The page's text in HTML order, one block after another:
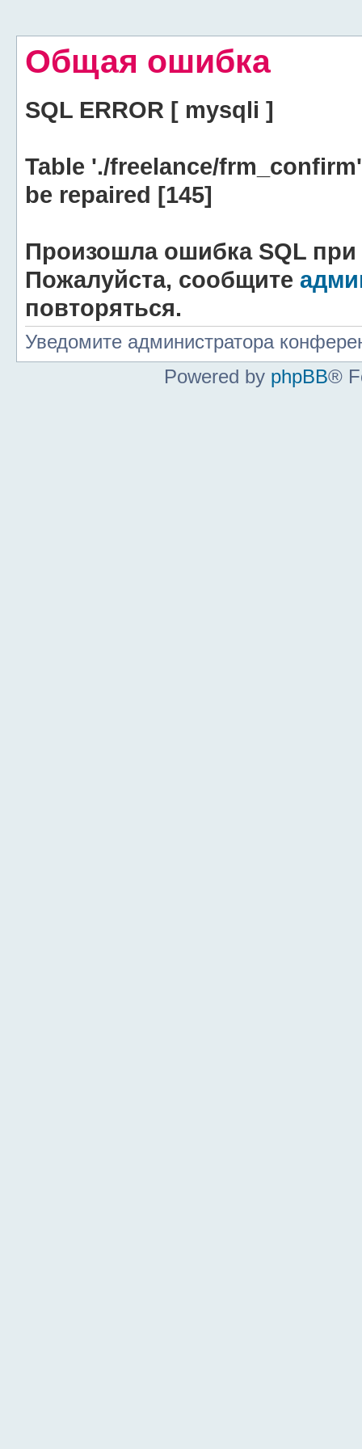
Общая ошибка
SQL ERROR [ mysqli ]
Table './freelance/
be repaired [145]
Произошла ошибка SQL
Пожалуйста, сообщите
повторяться.
Уведомите администратора
Powered by phpBB®